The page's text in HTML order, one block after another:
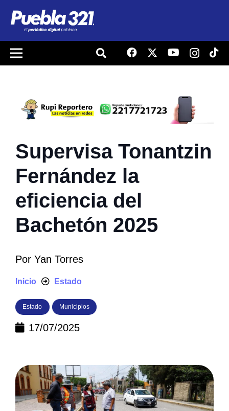
Supervisa Tonantzin
Fernández la
eficiencia del
Bachetón 2025
Por Yan Torres
Inicio Estado
Estado Municipios
17/07/2025